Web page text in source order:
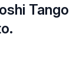
Tango